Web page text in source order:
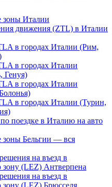
зоны Италии
движения (ZTL) в Италии
в городах Италии (Рим,
в городах Италии
Генуя)
в городах Италии
в городах Италии (Турин,
поездке в Италию на авто
зоны Бельгии — вся
на въезд в
зону (LEZ) Антверпена
на въезд в
зону (LEZ) Брюсселя